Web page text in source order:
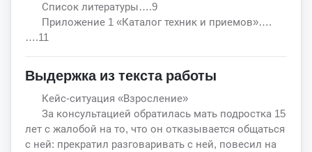
Список литературы….9
Приложение 1 «Каталог техник и приемов»….
….11
Выдержка из текста работы
Кейс-ситуация «Взросление»
За консультацией обратилась мать подростка 15
лет с жалобой на то, что он отказывается общаться
с ней: прекратил разговаривать с ней, повесил на